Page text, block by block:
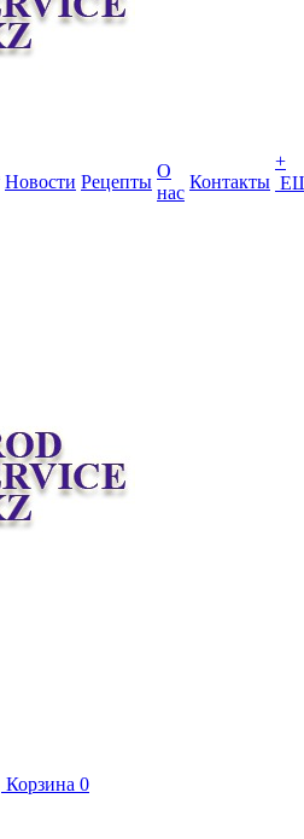
Новости Рецепты
О
нас
Контакты
+
Корзина 0